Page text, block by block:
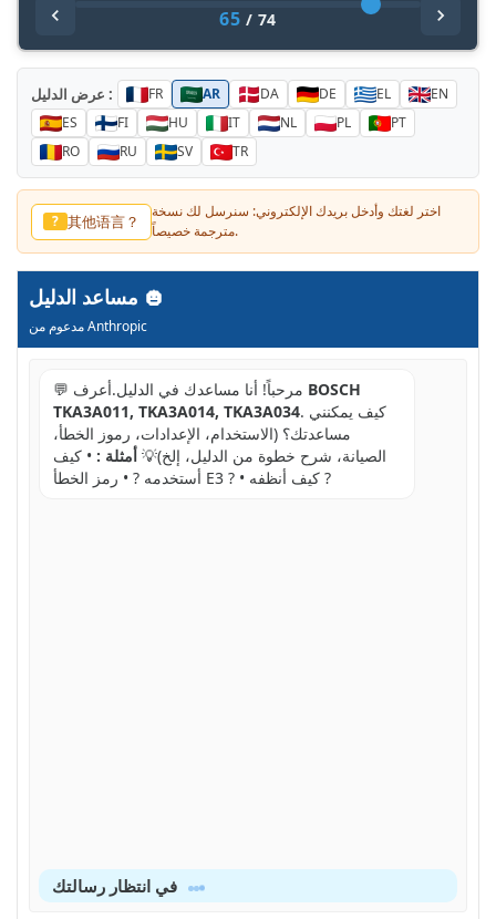
65 / 74
عرض الدليل : FR AR DA DE EL
EN
ES
FI HU IT NL PL
PT
RO
RU SV TR
? 다른 언어?
اختر لغتك وأدخل بريدك الإلكتروني: سنرسل لك نسخة
مترجمة خصيصاً.
مدعوم من Anthropic
💬 مرحباً! أنا مساعدك في الدليل.أعرف BOSCH
TKA3A011, TKA3A014, TKA3A034. كيف يمكنني
مساعدتك؟ (الاستخدام، الإعدادات، رموز الخطأ،
الصيانة، شرح خطوة من الدليل، إلخ)💡 أمثلة : • كيف
أستخدمه ? • رمز الخطأ E3 ? • كيف أنظفه ?